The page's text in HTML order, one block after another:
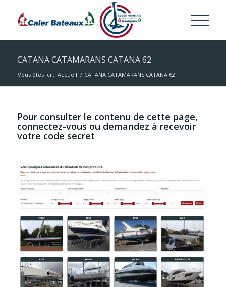
CATANA CATAMARANS CATANA 62
Vous êtes ici : Accueil / CATANA CATAMARANS CATANA 62
Pour consulter le contenu de cette page,
connectez-vous ou demandez à recevoir
votre code secret